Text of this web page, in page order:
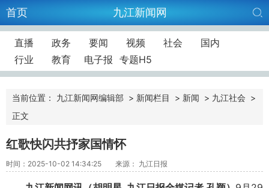
首页 九江新闻网
直播 政务 要闻 视频 社会
国内
行业
教育 电子报 专题H5
当前位置： 九江新闻网编辑部 > 新闻栏目 > 新闻 > 九江社会 >
正文
红歌快闪共抒家国情怀
时间：2025-10-02 14:34:25 来源： 九江日报